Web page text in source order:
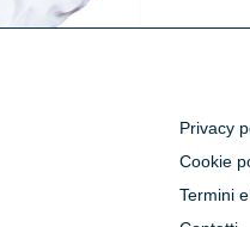
Privacy
Cookie
Termini